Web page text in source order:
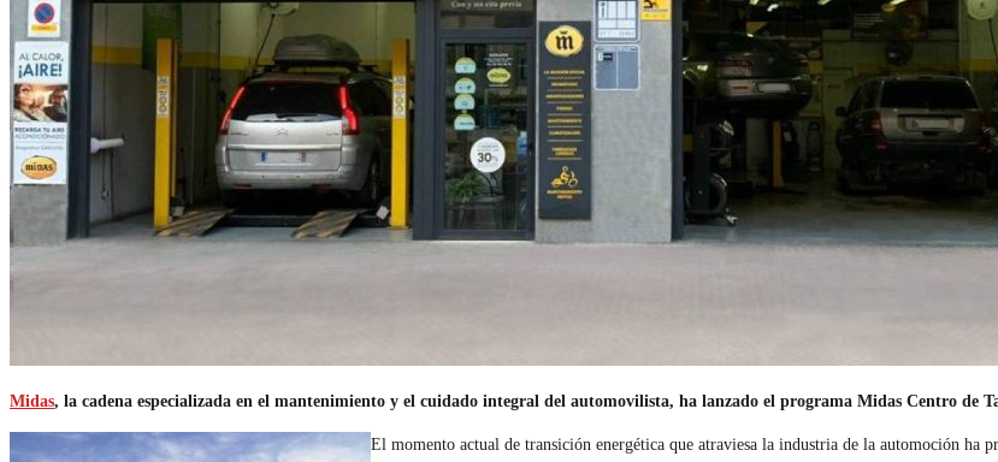
Midas, la cadena especializada en el mantenimiento y el cuidado integral del automovilista, ha lanzado el programa Midas Centro de
El momento actual de transición energética que atraviesa la industria de la automoción ha